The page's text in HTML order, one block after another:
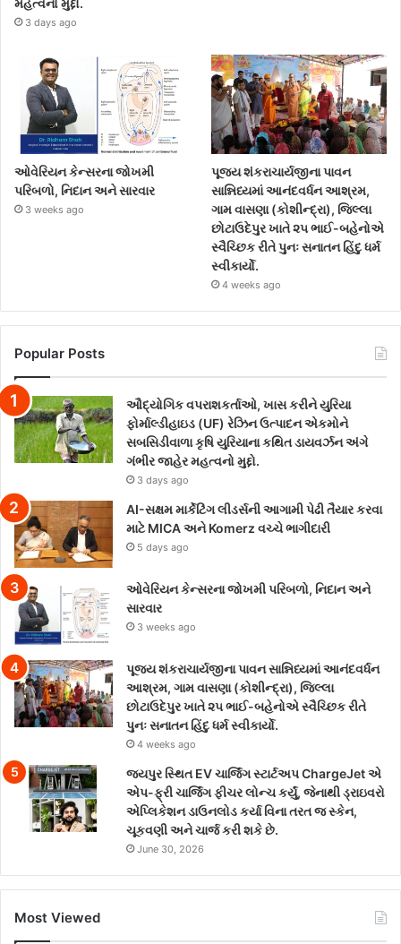
મહત્વનો મુદ્દો.
3 days ago
ઓવેરિયન કેન્સરના જોખમી
પરિબળો, નિદાન અને સારવાર
3 weeks ago
પૂજ્ય શંકરાચાર્યજીના પાવન
સાન્નિધ્યમાં આનંદવર્ધન આશ્રમ,
ગામ વાસણા (કોશીન્દ્રા), જિલ્લા
છોટાઉદેપુર ખાતે ૨૫ ભાઈ-બહેનોએ
સ્વૈચ્છિક રીતે પુનઃ સનાતન હિંદુ ધર્મ
સ્વીકાર્યો.
4 weeks ago
Popular Posts
ઔદ્યોગિક વપરાશકર્તાઓ, ખાસ કરીને યુરિયા
ફોર્માલ્ડીહાઇડ (UF) રેઝિન ઉત્પાદન એકમોને
સબસિડીવાળા કૃષિ યુરિયાના કથિત ડાયવર્ઝન અંગે
ગંભીર જાહેર મહત્વનો મુદ્દો.
3 days ago
AI-સક્ષમ માર્કેટિંગ લીડર્સની આગામી પેઢી તૈયાર કરવા
માટે MICA અને Komerz વચ્ચે ભાગીદારી
5 days ago
ઓવેરિયન કેન્સરના જોખમી પરિબળો, નિદાન અને
સારવાર
3 weeks ago
પૂજ્ય શંકરાચાર્યજીના પાવન સાન્નિધ્યમાં આનંદવર્ધન
આશ્રમ, ગામ વાસણા (કોશીન્દ્રા), જિલ્લા
છોટાઉદેપુર ખાતે ૨૫ ભાઈ-બહેનોએ સ્વૈચ્છિક રીતે
પુનઃ સનાતન હિંદુ ધર્મ સ્વીકાર્યો.
4 weeks ago
જયપુર સ્થિત EV ચાર્જિંગ સ્ટાર્ટઅપ ChargeJet એ
એપ-ફ્રી ચાર્જિંગ ફીચર લોન્ચ કર્યું, જેનાથી ડ્રાઇવરો
એપ્લિકેશન ડાઉનલોડ કર્યા વિના તરત જ સ્કેન,
ચૂકવણી અને ચાર્જ કરી શકે છે.
June 30, 2026
Most Viewed